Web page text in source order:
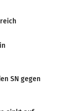
SN gegen